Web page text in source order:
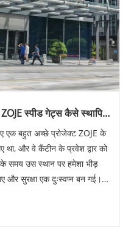
स्पीड गेट्स कैसे स्थापित
एक बहुत अच्छे प्रोजेक्ट ZOJE के
था, और वे कैंटीन के प्रवेश द्वार को
समय उस स्थान पर हमेशा भीड़
और सुरक्षा एक दुःस्वप्न बन गई।